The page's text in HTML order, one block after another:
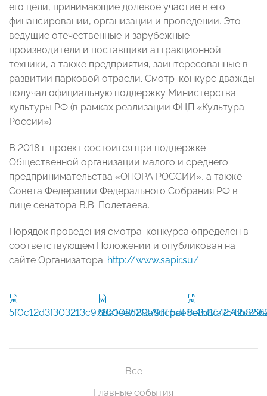
его цели, принимающие долевое участие в его
финансировании, организации и проведении. Это
ведущие отечественные и зарубежные
производители и поставщики аттракционной
техники, а также предприятия, заинтересованные в
развитии парковой отрасли. Смотр-конкурс дважды
получал официальную поддержку Министерства
культуры РФ (в рамках реализации ФЦП «Культура
России»).
В 2018 г. проект состоится при поддержке
Общественной организации малого и среднего
предпринимательства «ОПОРА РОССИИ», а также
Совета Федерации Федерального Собрания РФ в
лице сенатора В.В. Полетаева.
Порядок проведения смотра-конкурса определен в
соответствующем Положении и опубликован на
сайте Организатора: http://www.sapir.su/
5f0c12d3f303213c971000852f379fff.pdf
Все
Главные события